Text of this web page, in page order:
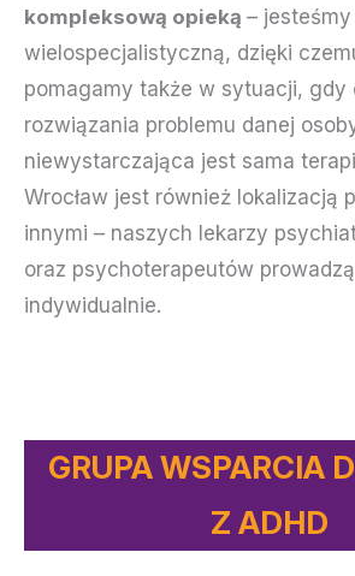
kompleksową opieką –
wielospecjalistyczną, dzięki
pomagamy także w sytuacji, gdy
rozwiązania problemu danej
niewystarczająca jest sama
Wrocław jest również lokalizacją
innymi – naszych lekarzy
oraz psychoterapeutów
indywidualnie.
GRUPA WSPARCIA
Z ADHD